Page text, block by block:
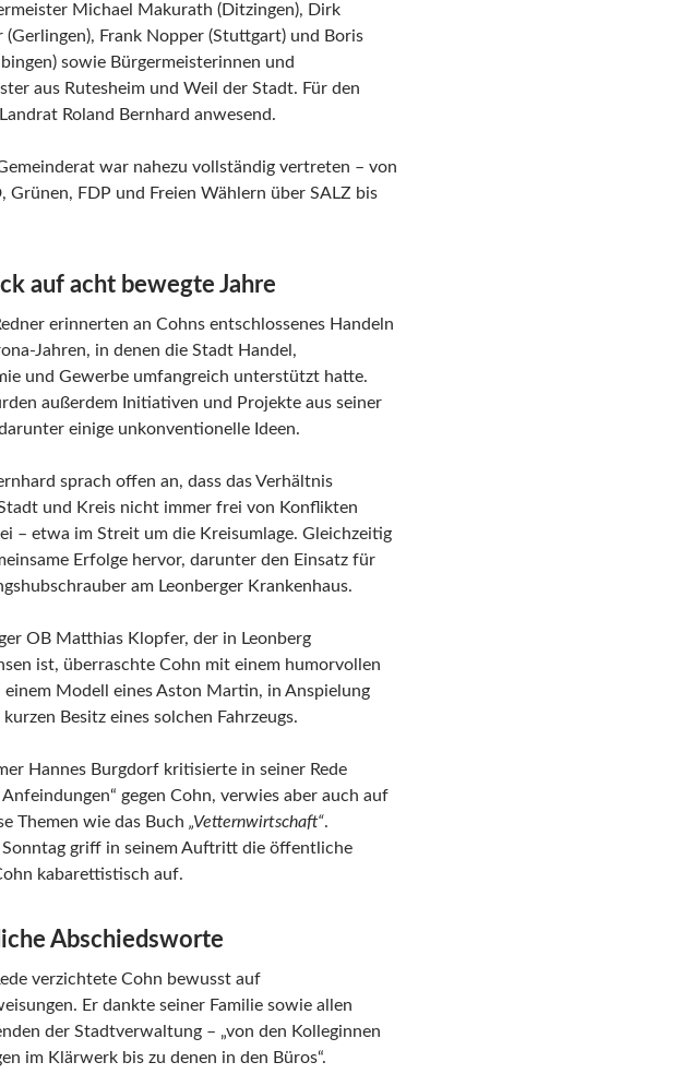
Michael Makurath (Ditzingen), Dirk
(Gerlingen), Frank Nopper (Stuttgart) und Boris
sowie Bürgermeisterinnen und
aus Rutesheim und Weil der Stadt. Für den
Roland Bernhard anwesend.
war nahezu vollständig vertreten – von
Grünen, FDP und Freien Wählern über SALZ bis
auf acht bewegte Jahre
erinnerten an Cohns entschlossenes Handeln
Jahren, in denen die Stadt Handel,
und Gewerbe umfangreich unterstützt hatte.
außerdem Initiativen und Projekte aus seiner
einige unkonventionelle Ideen.
sprach offen an, dass das Verhältnis
und Kreis nicht immer frei von Konflikten
– etwa im Streit um die Kreisumlage. Gleichzeitig
Erfolge hervor, darunter den Einsatz für
am Leonberger Krankenhaus.
OB Matthias Klopfer, der in Leonberg
ist, überraschte Cohn mit einem humorvollen
einem Modell eines Aston Martin, in Anspielung
Besitz eines solchen Fahrzeugs.
Hannes Burgdorf kritisierte in seiner Rede
Anfeindungen“ gegen Cohn, verwies aber auch auf
Themen wie das Buch „Vetternwirtschaft“.
griff in seinem Auftritt die öffentliche
kabarettistisch auf.
Abschiedsworte
verzichtete Cohn bewusst auf
Er dankte seiner Familie sowie allen
der Stadtverwaltung – „von den Kolleginnen
im Klärwerk bis zu denen in den Büros“.